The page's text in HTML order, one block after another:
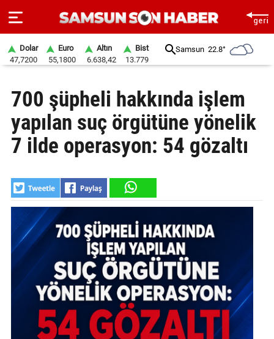
SAYFA
SAMSUN
HABER
GÜNDEM
SİYASET
EKONOMİ
DÜNYA
MAGAZİN
GALERİ
Dolar
47,7200
Euro
55,1800
Altın
6.638,42
Bist
13.779
Samsun 22.8°
700 şüpheli hakkında işlem
yapılan suç örgütüne yönelik
7 ilde operasyon: 54 gözaltı